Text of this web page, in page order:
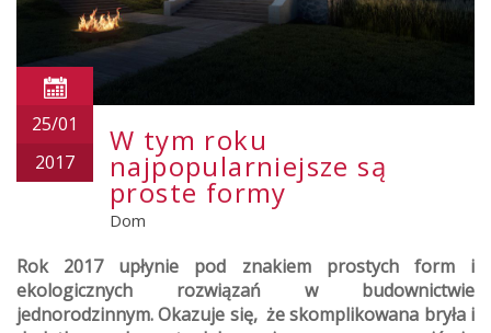
25/01
2017
W tym roku
najpopularniejsze są
proste formy
Dom
Rok 2017 upłynie pod znakiem prostych form i
ekologicznych rozwiązań w budownictwie
jednorodzinnym. Okazuje się, że skomplikowana bryła i